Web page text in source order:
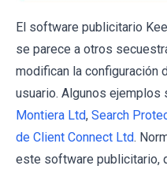
El software publicitario
se parece a otros
modifican la configuración
usuario. Algunos ejemplos
Montiera Ltd, Search
de Client Connect Ltd.
este software publicitario,